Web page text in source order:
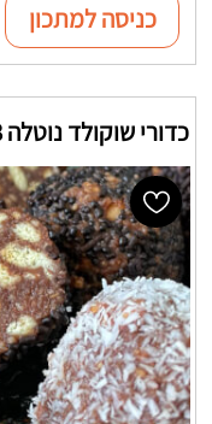
כניסה למתכון
כדורי שוקולד נוטלה 3 מרכיבים